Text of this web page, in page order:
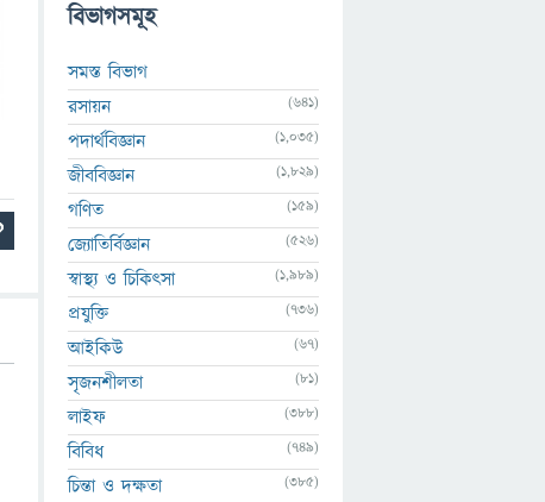
বিভাগসমূহ
সমস্ত বিভাগ
রসায়ন
(641)
পদার্থবিজ্ঞান (1,035)
জীববিজ্ঞান (1,829)
গণিত (159)
জ্যোতির্বিজ্ঞান (526)
স্বাস্থ্য ও চিকিৎসা (1,989)
প্রযুক্তি (736)
আইকিউ (67)
সৃজনশীলতা (81)
লাইফ (388)
বিবিধ (749)
চিন্তা ও দক্ষতা (385)